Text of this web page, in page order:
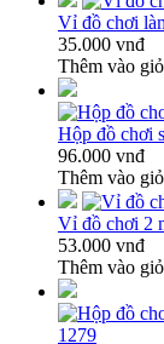
Vỉ đồ chơi
35.000 vnđ
Thêm vào giỏ
Hộp đồ chơi
96.000 vnđ
Thêm vào giỏ
Vỉ đồ chơi 2
53.000 vnđ
Thêm vào giỏ